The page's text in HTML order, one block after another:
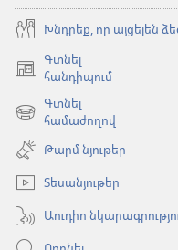
Խնդրեք, որ այցելեն
Գտնել
հանդիպում
(բացվում
նոր
պատուհան)
Գտնել
համաժողով
(բացվում
նոր
պատուհան)
Թարմ նյութեր
Տեսանյութեր
Աուդիո